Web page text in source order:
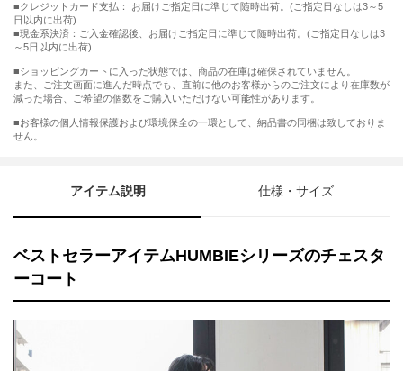
■クレジットカード支払： お届けご指定日に準じて随時出荷。(ご指定日なしは3～5
日以内に出荷)
■現金系決済：ご入金確認後、お届けご指定日に準じて随時出荷。(ご指定日なしは3
～5日以内に出荷)
■ショッピングカートに入った状態では、商品の在庫は確保されていません。
また、ご注文画面に進んだ時点でも、直前に他のお客様からのご注文により在庫数が
減った場合、ご希望の個数をご購入いただけない可能性があります。
■お客様の個人情報保護および環境保全の一環として、納品書の同梱は致しておりま
せん。
アイテム説明 仕様・サイズ
ベストセラーアイテムHUMBIEシリーズのチェスタ
ーコート